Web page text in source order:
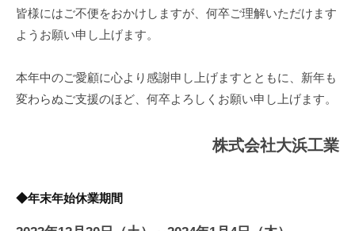
皆様にはご不便をおかけしますが、何卒ご理解いただけます
ようお願い申し上げます。
本年中のご愛顧に心より感謝申し上げますとともに、新年も
変わらぬご支援のほど、何卒よろしくお願い申し上げます。
株式会社大浜工業
◆年末年始休業期間